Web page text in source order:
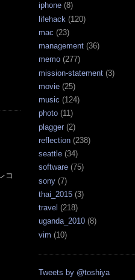
コ
iphone (8)
lifehack (120)
mac (23)
management (36)
memo (277)
mission-statement (3)
movie (25)
music (124)
photo (11)
plagger (2)
reflection (238)
seattle (34)
software (75)
sony (7)
thai_2015 (3)
travel (218)
uganda_2010 (8)
vim (10)
Tweets by @toshiya